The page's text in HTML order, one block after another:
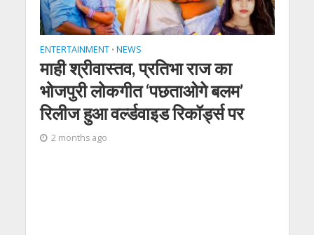
ENTERTAINMENT • NEWS
माही श्रीवास्तव, प्रतिभा राज का
भोजपुरी लोकगीत ‘पछताओगे बलम’
रिलीज हुआ वर्ल्डवाइड रिकॉर्ड्स पर
2 months ago